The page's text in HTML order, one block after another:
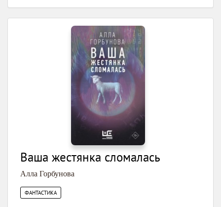
Ваша жестянка сломалась
Алла Горбунова
ФАНТАСТИКА